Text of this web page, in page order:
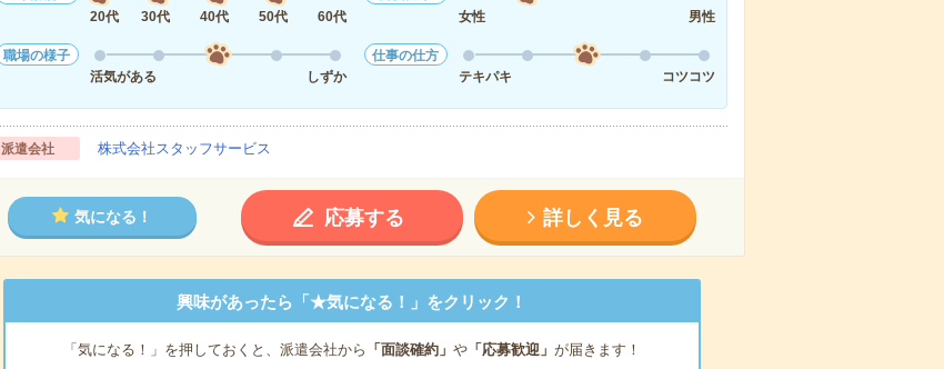
20代
30代 40代 50代 60代
女性
男性
職場の様子
活気がある
しずか
仕事の仕方
テキパキ
コツコツ
派遣会社 株式会社スタッフサービス
気になる！ 応募する 詳しく見る
興味があったら「★気になる！」をクリック！
「気になる！」を押しておくと、派遣会社から 「面談確約」 や「応募歓迎」 が届きます！